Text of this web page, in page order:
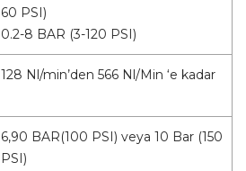
60 PSI)
0.2-8 BAR (3-120 PSI)
128 Nl/min’den 566 Nl/Min ‘e kadar
6,90 BAR(100 PSI) veya 10 Bar (150
PSI)